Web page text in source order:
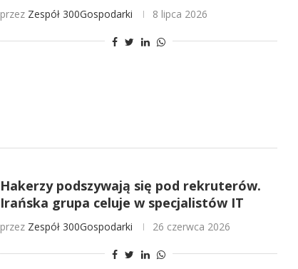
przez Zespół 300Gospodarki 8 lipca 2026
Hakerzy podszywają się pod rekruterów.
Irańska grupa celuje w specjalistów IT
przez Zespół 300Gospodarki 26 czerwca 2026